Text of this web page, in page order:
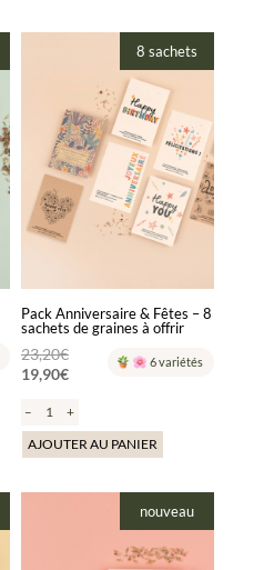
8 sachets
Pack Anniversaire & Fêtes – 8
sachets de graines à offrir
23,20€Le
prix
23,20€.
19,90€
prix
actuel
19,90€.
6 variétés
–
+
AJOUTER AU PANIER
nouveau